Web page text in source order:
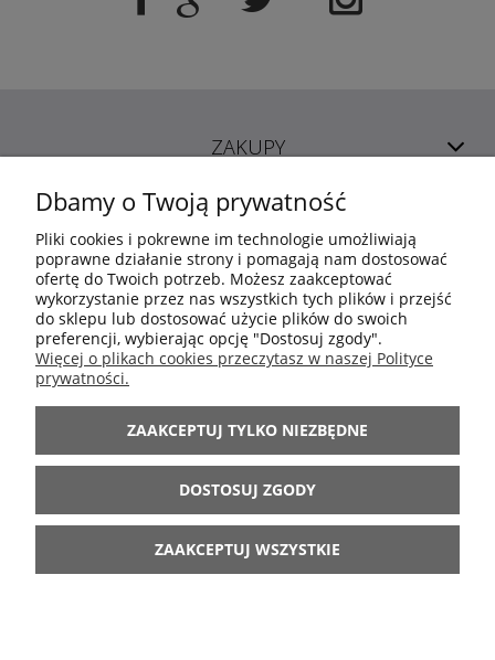
ZAKUPY
POMOC
MOJE KONTO
INFORMACJE
ARANŻACJE
BĄDŹ Z NAMI
Dbamy o Twoją prywatność
Pliki cookies i pokrewne im technologie umożliwiają
poprawne działanie strony i pomagają nam dostosować
ofertę do Twoich potrzeb. Możesz zaakceptować
wykorzystanie przez nas wszystkich tych plików i przejść
do sklepu lub dostosować użycie plików do swoich
preferencji, wybierając opcję "Dostosuj zgody".
Więcej o plikach cookies przeczytasz w naszej Polityce
prywatności.
ZAAKCEPTUJ TYLKO NIEZBĘDNE
DOSTOSUJ ZGODY
ZAAKCEPTUJ WSZYSTKIE